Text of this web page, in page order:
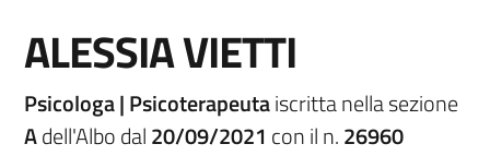
ALESSIA VIETTI
Psicologa | Psicoterapeutaiscritta nella sezione
Adell'Albo dal20/09/2021 con il n.26960